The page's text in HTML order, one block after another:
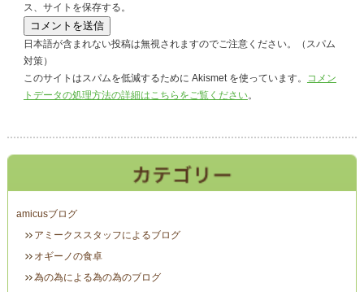
ス、サイトを保存する。
日本語が含まれない投稿は無視されますのでご注意ください。（スパム
対策）
このサイトはスパムを低減するために Akismet を使っています。 コメン
トデータの処理方法の詳細はこちらをご覧ください。
amicusブログ
アミークススタッフによるブログ
オギーノの食卓
為の為による為の為のブログ